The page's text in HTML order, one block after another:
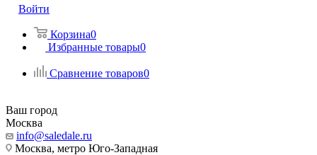
Войти
Корзина0
Избранные товары0
Сравнение товаров0
Ваш город
Москва
info@saledale.ru
Москва, метро Юго-Западная